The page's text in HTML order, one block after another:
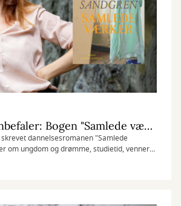
Biblioteket anbefaler: Bogen "Samlede værker"
dannelsesromanen "Samlede
om ungdom og drømme, studietid, venner
børn og karriere. Og det er en